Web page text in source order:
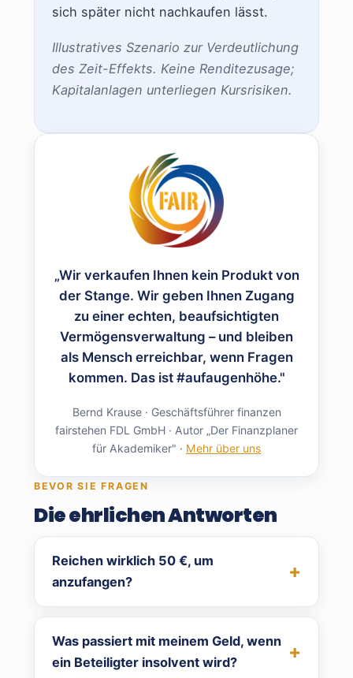
sich später nicht nachkaufen lässt.
Illustratives Szenario zur Verdeutlichung
des Zeit-Effekts. Keine Renditezusage;
Kapitalanlagen unterliegen Kursrisiken.
„Wir verkaufen Ihnen kein Produkt von
der Stange. Wir geben Ihnen Zugang
zu einer echten, beaufsichtigten
Vermögensverwaltung – und bleiben
als Mensch erreichbar, wenn Fragen
kommen. Das ist #aufaugenhöhe."
Bernd Krause · Geschäftsführer finanzen
fairstehen FDL GmbH · Autor „Der Finanzplaner
für Akademiker" · Mehr über uns
BEVOR SIE FRAGEN
Die ehrlichen Antworten
Reichen wirklich 50 €, um
anzufangen?
Was passiert mit meinem Geld, wenn
ein Beteiligter insolvent wird?